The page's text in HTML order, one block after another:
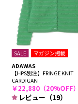
SALE
マガジン掲載
ADAWAS
【HPS別注】FRINGE KNIT
CARDIGAN
￥22,880（20%OFF）
レビュー（19）